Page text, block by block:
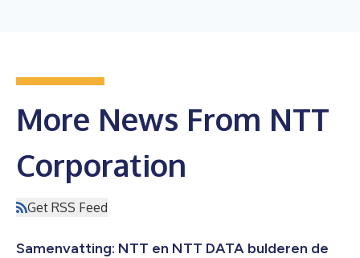
More News From NTT
Corporation
Get RSS Feed
Samenvatting: NTT en NTT DATA bulderen de